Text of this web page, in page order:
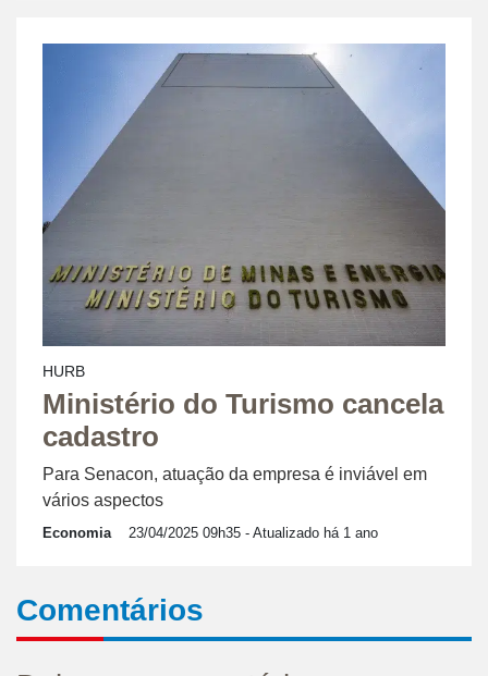
HURB
Ministério do Turismo cancela
cadastro
Para Senacon, atuação da empresa é inviável em
vários aspectos
Economia 23/04/2025 09h35 - Atualizado há 1 ano
Comentários